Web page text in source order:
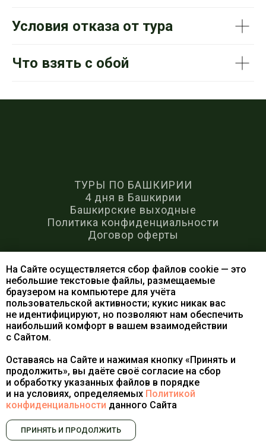
Условия отказа от тура
Что взять с обой
ТУРЫ ПО БАШКИРИИ
4 дня в Башкирии
Башкирские выходные
Политика конфиденциальности
Договор оферты
ИНН 027610864840
ОГРНИП 317028000119450
© 2014 - 2025
На Сайте осуществляется сбор файлов cookie — это
небольшие текстовые файлы, размещаемые
браузером на компьютере для учёта
пользовательской активности; кукис никак вас
не идентифицируют, но позволяют нам обеспечить
наибольший комфорт в вашем взаимодействии
с Сайтом.
Оставаясь на Сайте и нажимая кнопку «Принять и
продолжить», вы даёте своё согласие на сбор
и обработку указанных файлов в порядке
и на условиях, определяемых Политикой
конфиденциальности данного Сайта
ПРИНЯТЬ И ПРОДОЛЖИТЬ
Made on